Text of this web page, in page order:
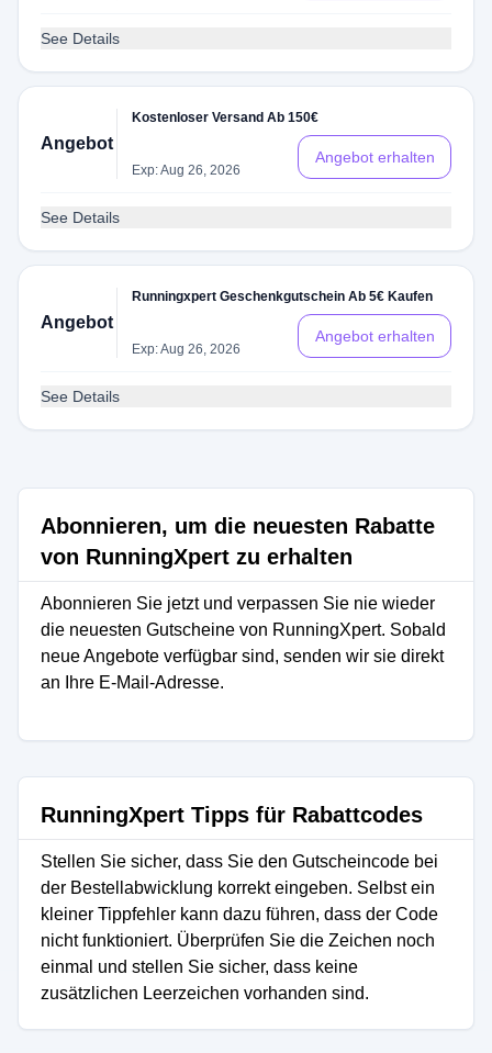
See Details
Angebot
Kostenloser Versand Ab 150€
Exp: Aug 26, 2026
Angebot erhalten
See Details
Angebot
Runningxpert Geschenkgutschein Ab 5€ Kaufen
Exp: Aug 26, 2026
Angebot erhalten
See Details
Abonnieren, um die neuesten Rabatte
von RunningXpert zu erhalten
Abonnieren Sie jetzt und verpassen Sie nie wieder
die neuesten Gutscheine von RunningXpert. Sobald
neue Angebote verfügbar sind, senden wir sie direkt
an Ihre E-Mail-Adresse.
RunningXpert Tipps für Rabattcodes
Stellen Sie sicher, dass Sie den Gutscheincode bei
der Bestellabwicklung korrekt eingeben. Selbst ein
kleiner Tippfehler kann dazu führen, dass der Code
nicht funktioniert. Überprüfen Sie die Zeichen noch
einmal und stellen Sie sicher, dass keine
zusätzlichen Leerzeichen vorhanden sind.